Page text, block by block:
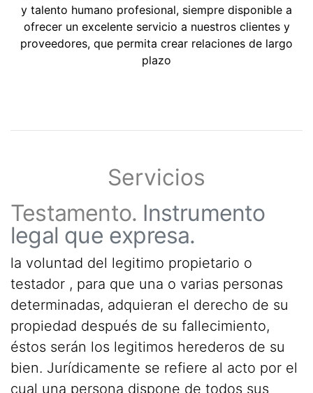
y talento humano profesional, siempre disponible a
ofrecer un excelente servicio a nuestros clientes y
proveedores, que permita crear relaciones de largo
plazo
Servicios
Testamento. Instrumento
legal que expresa.
la voluntad del legitimo propietario o
testador , para que una o varias personas
determinadas, adquieran el derecho de su
propiedad después de su fallecimiento,
éstos serán los legitimos herederos de su
bien. Jurídicamente se refiere al acto por el
cual una persona dispone de todos sus